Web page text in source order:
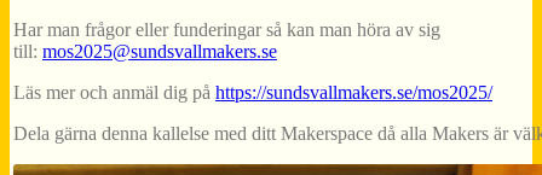
Har man frågor eller funderingar så kan man höra av sig
till: mos2025@sundsvallmakers.se
Läs mer och anmäl dig på https://sundsvallmakers.se/mos2025/
Dela gärna denna kallelse med ditt Makerspace då alla Makers är